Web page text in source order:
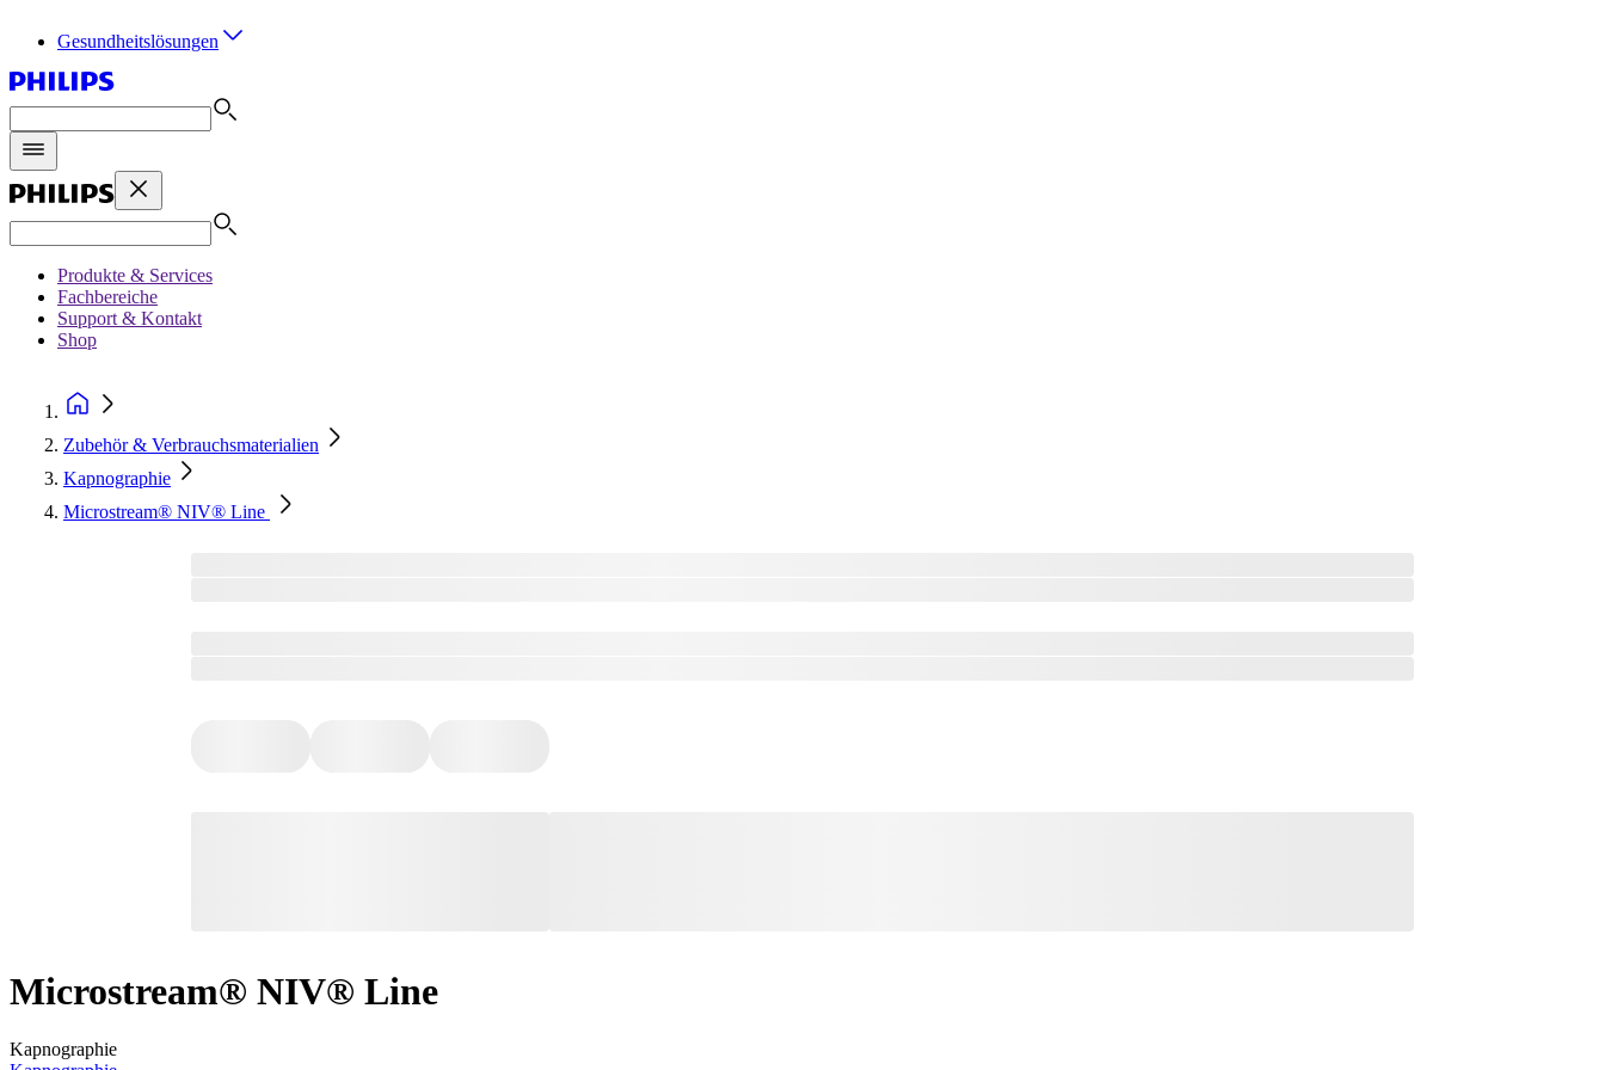
Gesundheitslösungen
Produkte & Services
Fachbereiche
Support & Kontakt
Shop
Zubehör & Verbrauchsmaterialien
Kapnographie
Microstream® NIV® Line
Microstream® NIV® Line
Kapnographie